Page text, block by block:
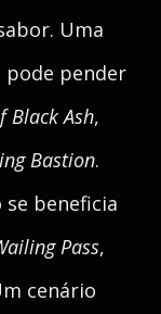
Uma
pode pender
Black Ash,
Bastion.
beneficia
Pass,
cenário